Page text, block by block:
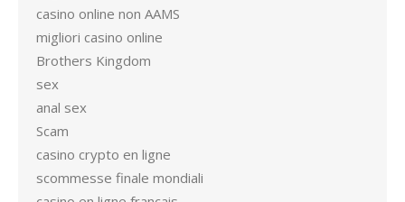
casino online non AAMS
migliori casino online
Brothers Kingdom
sex
anal sex
Scam
casino crypto en ligne
scommesse finale mondiali